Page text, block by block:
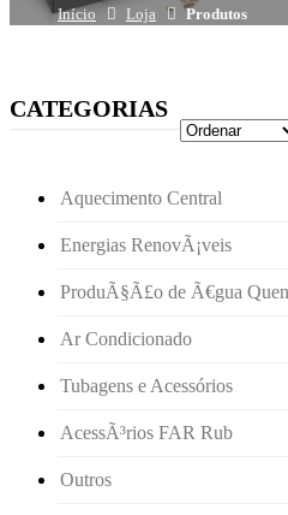
Início Loja Produtos
CATEGORIAS
Aquecimento Central
Energias RenovÃ¡veis
ProduÃ§Ã£o de Ã€gua
Ar Condicionado
Tubagens e Acessórios
AcessÃ³rios FAR Rub
Outros